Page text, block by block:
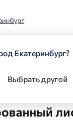
Екатеринбург?
Выбрать другой
Поиск по каталогу
прокат